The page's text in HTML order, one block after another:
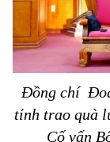
Đồng chí
tỉnh trao quà
Cố vấn